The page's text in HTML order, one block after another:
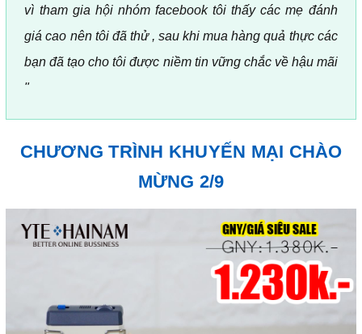
vì tham gia hội nhóm facebook tôi thấy các mẹ đánh
giá cao nên tôi đã thử , sau khi mua hàng quả thực các
bạn đã tạo cho tôi được niềm tin vững chắc về hậu mãi
"
CHƯƠNG TRÌNH KHUYẾN MẠI CHÀO
MỪNG 2/9